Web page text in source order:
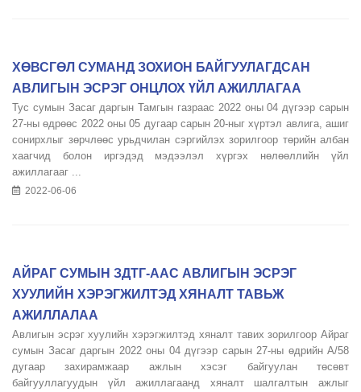
ХӨВСГӨЛ СУМАНД ЗОХИОН БАЙГУУЛАГДСАН
АВЛИГЫН ЭСРЭГ ОНЦЛОХ ҮЙЛ АЖИЛЛАГАА
Тус сумын Засаг даргын Тамгын газраас 2022 оны 04 дүгээр сарын
27-ны өдрөөс 2022 оны 05 дугаар сарын 20-ныг хүртэл авлига, ашиг
сонирхлыг зөрчлөөс урьдчилан сэргийлэх зорилгоор төрийн албан
хаагчид болон иргэдэд мэдээлэл хүргэх нөлөөллийн үйл
ажиллагааг ...
2022-06-06
АЙРАГ СУМЫН ЗДТГ-ААС АВЛИГЫН ЭСРЭГ
ХУУЛИЙН ХЭРЭГЖИЛТЭД ХЯНАЛТ ТАВЬЖ
АЖИЛЛАЛАА
Авлигын эсрэг хуулийн хэрэгжилтэд хяналт тавих зорилгоор Айраг
сумын Засаг даргын 2022 оны 04 дүгээр сарын 27-ны өдрийн А/58
дугаар захирамжаар ажлын хэсэг байгуулан төсөвт
байгууллагуудын үйл ажиллагаанд хяналт шалгалтын ажлыг